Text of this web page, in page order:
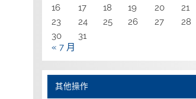
16
17 18 19 20 21
23
24 25 26 27 28
30
31
« 7 月
其他操作